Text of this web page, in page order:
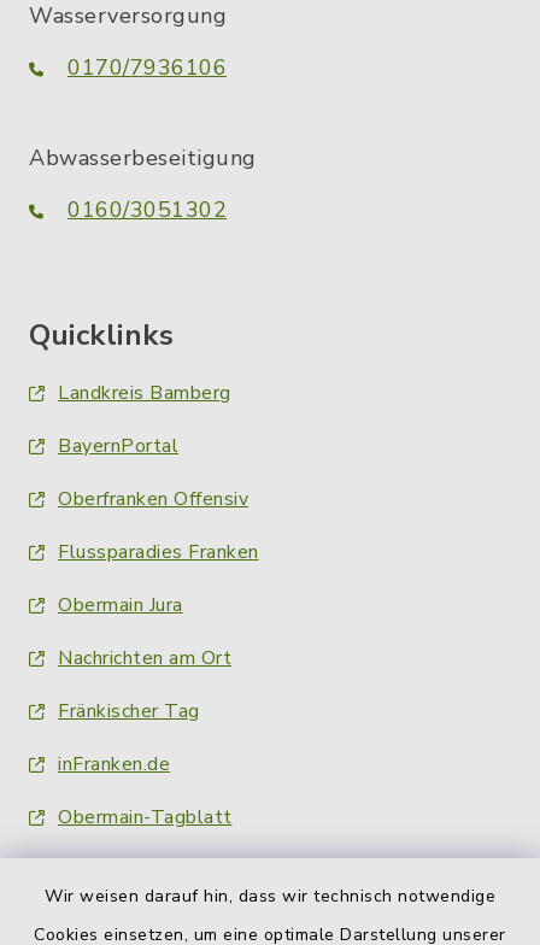
Wir weisen darauf hin, dass wir technisch notwendige
Cookies einsetzen, um eine optimale Darstellung unserer
Wasserversorgung
0170/7936106
Abwasserbeseitigung
0160/3051302
Quicklinks
Landkreis Bamberg
BayernPortal
Oberfranken Offensiv
Flussparadies Franken
Obermain Jura
Nachrichten am Ort
Fränkischer Tag
inFranken.de
Obermain-Tagblatt